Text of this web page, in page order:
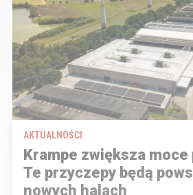
AKTUALNOŚCI
Krampe zwiększa
Te przyczepy będą
nowych halach